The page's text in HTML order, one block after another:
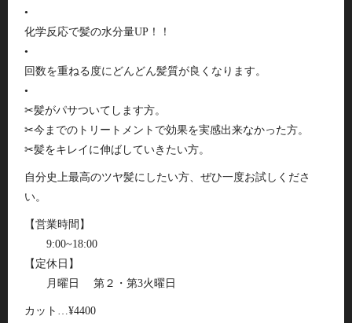
•
化学反応で髪の水分量UP！！
•
回数を重ねる度にどんどん髪質が良くなります。
•
✂︎髪がパサついてします方。
✂︎今までのトリートメントで効果を実感出来なかった方。
✂︎髪をキレイに伸ばしていきたい方。
自分史上最高のツヤ髪にしたい方、ぜひ一度お試しくださ
い。
【営業時間】
9:00~18:00
【定休日】
月曜日 第２・第3火曜日
カット…¥4400